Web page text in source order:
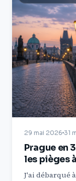
29 mai 2026 31
Prague en
les pièges
J'ai débarqué